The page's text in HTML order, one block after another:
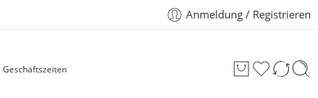
Anmeldung / Registrieren
Geschäftszeiten